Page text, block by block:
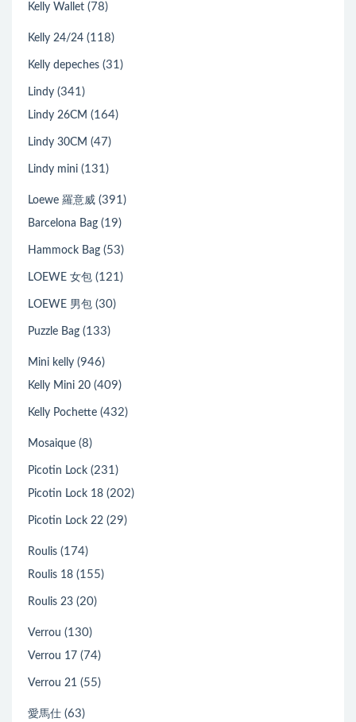
Kelly Wallet (78)
Kelly 24/24 (118)
Kelly depeches (31)
Lindy (341)
Lindy 26CM (164)
Lindy 30CM (47)
Lindy mini (131)
Loewe 羅意威 (391)
Barcelona Bag (19)
Hammock Bag (53)
LOEWE 女包 (121)
LOEWE 男包 (30)
Puzzle Bag (133)
Mini kelly (946)
Kelly Mini 20 (409)
Kelly Pochette (432)
Mosaique (8)
Picotin Lock (231)
Picotin Lock 18 (202)
Picotin Lock 22 (29)
Roulis (174)
Roulis 18 (155)
Roulis 23 (20)
Verrou (130)
Verrou 17 (74)
Verrou 21 (55)
愛馬仕 (63)